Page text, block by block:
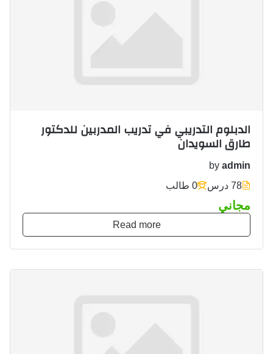
الدبلوم التدريبي في تدريب المدربين للدكتور
طارق السويدان
by admin
78 درس
0 طالب
مجاني
Read more